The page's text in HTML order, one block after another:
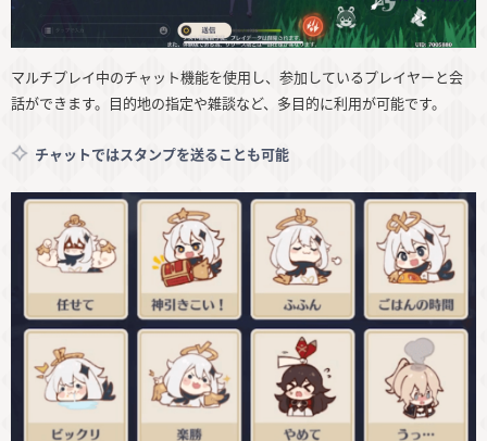
マルチプレイ中のチャット機能を使用し、参加しているプレイヤーと会
話ができます。目的地の指定や雑談など、多目的に利用が可能です。
チャットではスタンプを送ることも可能